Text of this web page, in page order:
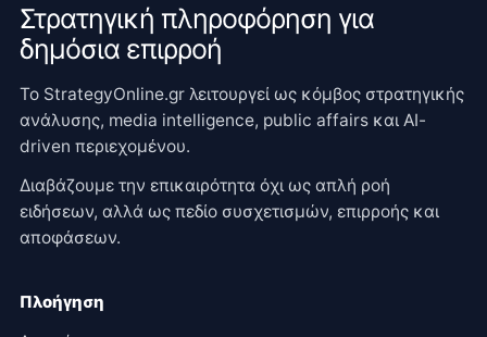
Στρατηγική πληροφόρηση για
δημόσια επιρροή
Το StrategyOnline.gr λειτουργεί ως κόμβος στρατηγικής
ανάλυσης, media intelligence, public affairs και AI-
driven περιεχομένου.
Διαβάζουμε την επικαιρότητα όχι ως απλή ροή
ειδήσεων, αλλά ως πεδίο συσχετισμών, επιρροής και
αποφάσεων.
Πλοήγηση